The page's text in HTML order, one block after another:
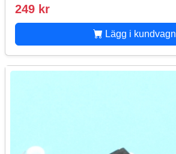
249 kr
Lägg i kundvagn